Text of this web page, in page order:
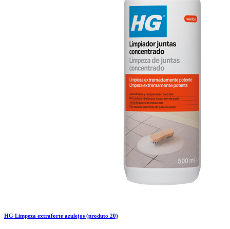
HG Limpeza extraforte azulejos (produto 20)